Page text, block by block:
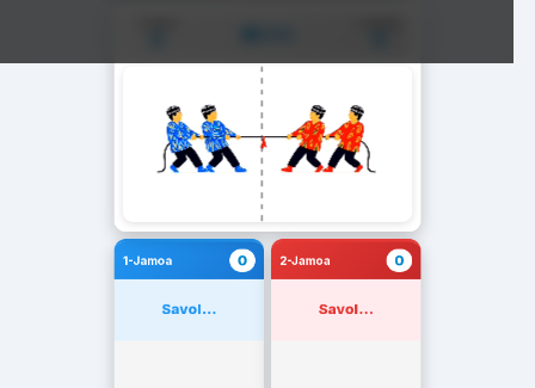
1-Jamoa 0
Savol...
2-Jamoa 0
Savol...